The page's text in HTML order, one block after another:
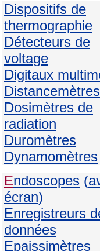
Dispositifs de
thermographie
Détecteurs de
voltage
Digitaux
Distancemètres
Dosimètres de
radiation
Duromètres
Dynamomètres
Endoscopes (
écran)
Enregistreurs
données
Epaissimètres